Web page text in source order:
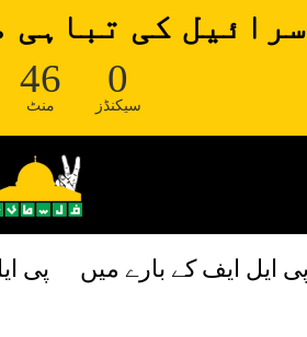
کی تباہی
46
منٹ
0
سیکنڈز
پی ایل ایف کے بارے میں پی